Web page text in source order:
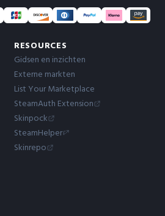
RESOURCES
Gidsen en inzichten
Externe markten
List Your Marketplace
SteamAuth Extension
Skinpock
SteamHelper
Skinrepo